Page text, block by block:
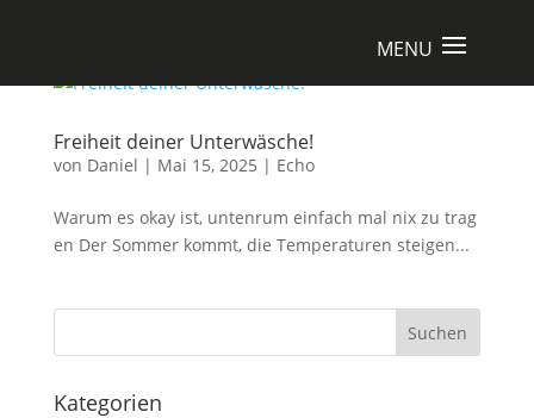
Freiheit deiner Unterwäsche!
von Daniel | Mai 15, 2025 | Echo
Warum es okay ist, untenrum einfach mal nix zu trag
en Der Sommer kommt, die Temperaturen steigen...
Suchen
Kategorien